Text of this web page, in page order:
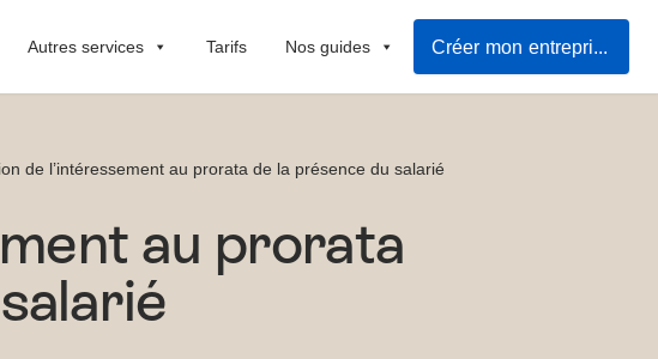
Autres services Tarifs Nos guides Créer mon entreprise
de l’intéressement au prorata de la présence du salarié
au prorata